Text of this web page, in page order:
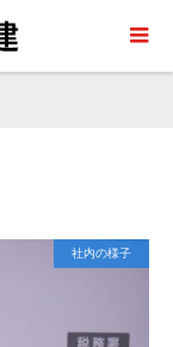
社内の様子